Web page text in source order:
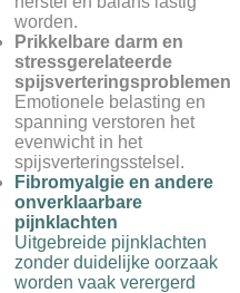
worden.
Prikkelbare darm en
stressgerelateerde
spijsverteringsproblemen
Emotionele belasting en
spanning verstoren het
evenwicht in het
spijsverteringsstelsel.
Fibromyalgie en andere
onverklaarbare
pijnklachten
Uitgebreide pijnklachten
zonder duidelijke oorzaak
worden vaak verergerd